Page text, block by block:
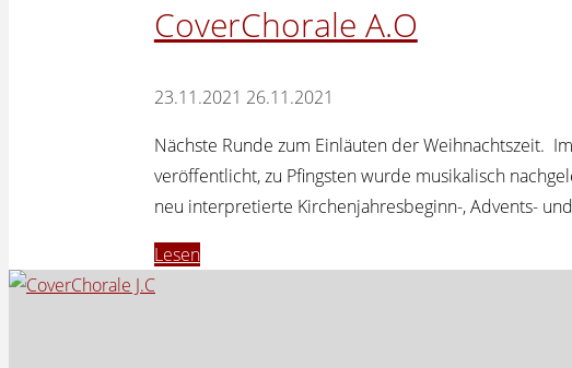
CoverChorale A.O
23.11.2021 26.11.2021
Nächste Runde zum Einläuten der Weihnachtszeit.
veröffentlicht, zu Pfingsten wurde musikalisch
neu interpretierte Kirchenjahresbeginn-, Advents-
Lesen"CoverChorale